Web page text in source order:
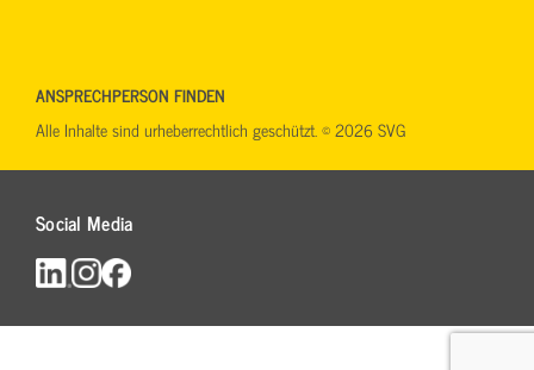
Social Media
ANSPRECHPERSON FINDEN
Alle Inhalte sind urheberrechtlich geschützt. © 2026 SVG